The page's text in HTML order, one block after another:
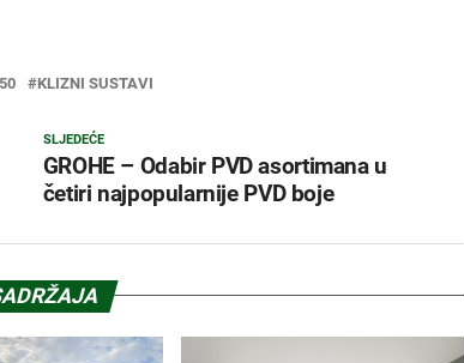
KLIZNI SUSTAVI
SLJEDEĆE
GROHE – Odabir PVD asortimana u
četiri najpopularnije PVD boje